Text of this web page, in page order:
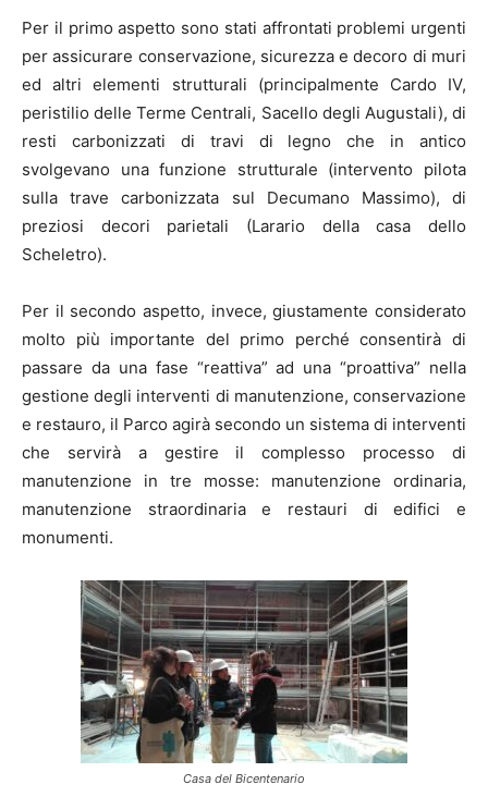
Per il primo aspetto sono stati affrontati problemi urgenti
per assicurare conservazione, sicurezza e decoro di muri
ed altri elementi strutturali (principalmente Cardo IV,
peristilio delle Terme Centrali, Sacello degli Augustali), di
resti carbonizzati di travi di legno che in antico
svolgevano una funzione strutturale (intervento pilota
sulla trave carbonizzata sul Decumano Massimo), di
preziosi decori parietali (Larario della casa dello
Scheletro).
Per il secondo aspetto, invece, giustamente considerato
molto più importante del primo perché consentirà di
passare da una fase “reattiva” ad una “proattiva” nella
gestione degli interventi di manutenzione, conservazione
e restauro, il Parco agirà secondo un sistema di interventi
che servirà a gestire il complesso processo di
manutenzione in tre mosse: manutenzione ordinaria,
manutenzione straordinaria e restauri di edifici e
monumenti.
Casa del Bicentenario